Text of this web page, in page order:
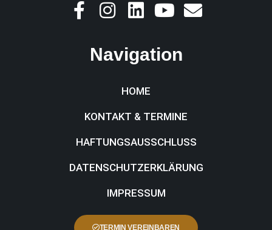
Navigation
HOME
KONTAKT & TERMINE
HAFTUNGSAUSSCHLUSS
DATENSCHUTZERKLÄRUNG
IMPRESSUM
TERMIN VEREINBAREN